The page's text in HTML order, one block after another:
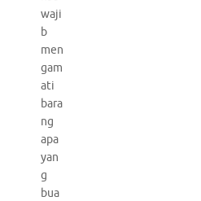
waji
b
men
gam
ati
bara
ng
apa
yan
g
bua